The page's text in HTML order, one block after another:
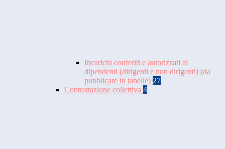
Incarichi conferiti e autorizzati ai
dipendenti (dirigenti e non dirigenti) (da
pubblicare in tabelle) 27
Contrattazione collettiva 4